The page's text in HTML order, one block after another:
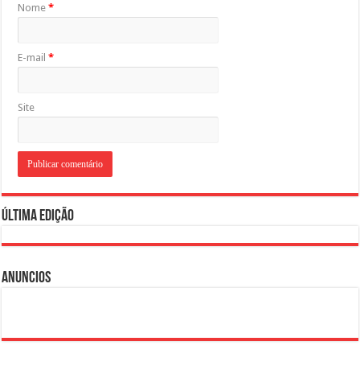
Nome*
E-mail*
Site
Última Edição
Anuncios